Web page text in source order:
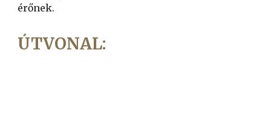
érőnek.
ÚTVONAL: